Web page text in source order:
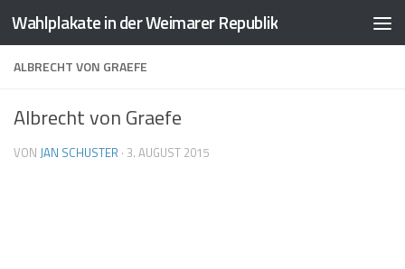
Zum Inhalt springen
Wahlplakate in der Weimarer Republik
ALBRECHT VON GRAEFE
Albrecht von Graefe
VON JAN SCHUSTER · 3. AUGUST 2015